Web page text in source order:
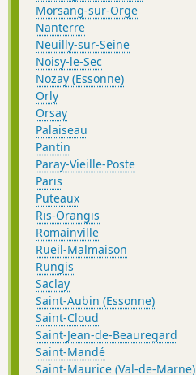
Morsang-sur-Orge
Nanterre
Neuilly-sur-Seine
Noisy-le-Sec
Nozay (Essonne)
Orly
Orsay
Palaiseau
Pantin
Paray-Vieille-Poste
Paris
Puteaux
Ris-Orangis
Romainville
Rueil-Malmaison
Rungis
Saclay
Saint-Aubin (Essonne)
Saint-Cloud
Saint-Jean-de-Beauregard
Saint-Mandé
Saint-Maurice (Val-de-Marne)